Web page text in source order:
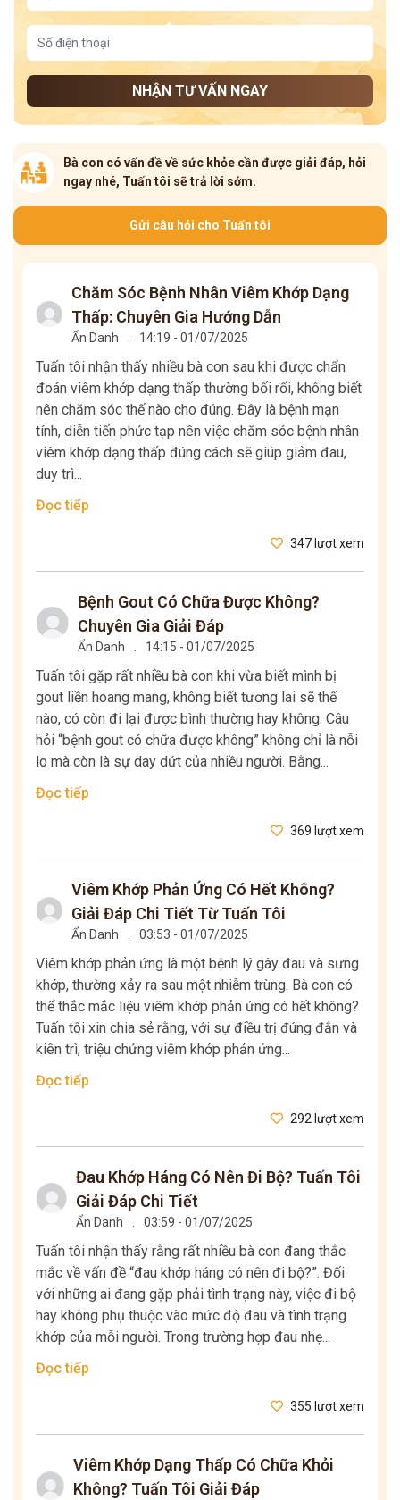
NHẬN TƯ VẤN NGAY
Bà con có vấn đề về sức khỏe cần được giải đáp, hỏi
ngay nhé, Tuấn tôi sẽ trả lời sớm.
Gửi câu hỏi cho Tuấn tôi
Chăm Sóc Bệnh Nhân Viêm Khớp Dạng
Thấp: Chuyên Gia Hướng Dẫn
Ẩn Danh 14:19 - 01/07/2025
Tuấn tôi nhận thấy nhiều bà con sau khi được chẩn
đoán viêm khớp dạng thấp thường bối rối, không biết
nên chăm sóc thế nào cho đúng. Đây là bệnh mạn
tính, diễn tiến phức tạp nên việc chăm sóc bệnh nhân
viêm khớp dạng thấp đúng cách sẽ giúp giảm đau,
duy trì...
Đọc tiếp
347 lượt xem
Bệnh Gout Có Chữa Được Không?
Chuyên Gia Giải Đáp
Ẩn Danh 14:15 - 01/07/2025
Tuấn tôi gặp rất nhiều bà con khi vừa biết mình bị
gout liền hoang mang, không biết tương lai sẽ thế
nào, có còn đi lại được bình thường hay không. Câu
hỏi “bệnh gout có chữa được không” không chỉ là nỗi
lo mà còn là sự day dứt của nhiều người. Bằng...
Đọc tiếp
369 lượt xem
Viêm Khớp Phản Ứng Có Hết Không?
Giải Đáp Chi Tiết Từ Tuấn Tôi
Ẩn Danh 03:53 - 01/07/2025
Viêm khớp phản ứng là một bệnh lý gây đau và sưng
khớp, thường xảy ra sau một nhiễm trùng. Bà con có
thể thắc mắc liệu viêm khớp phản ứng có hết không?
Tuấn tôi xin chia sẻ rằng, với sự điều trị đúng đắn và
kiên trì, triệu chứng viêm khớp phản ứng...
Đọc tiếp
292 lượt xem
Đau Khớp Háng Có Nên Đi Bộ? Tuấn Tôi
Giải Đáp Chi Tiết
Ẩn Danh 03:59 - 01/07/2025
Tuấn tôi nhận thấy rằng rất nhiều bà con đang thắc
mắc về vấn đề “đau khớp háng có nên đi bộ?”. Đối
với những ai đang gặp phải tình trạng này, việc đi bộ
hay không phụ thuộc vào mức độ đau và tình trạng
khớp của mỗi người. Trong trường hợp đau nhẹ...
Đọc tiếp
355 lượt xem
Viêm Khớp Dạng Thấp Có Chữa Khỏi
Không? Tuấn Tôi Giải Đáp